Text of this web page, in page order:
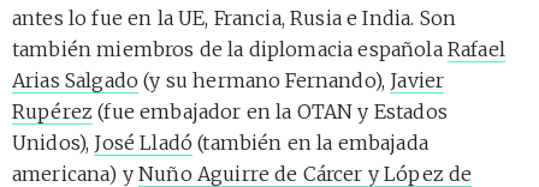
antes lo fue en la UE, Francia, Rusia e India. Son
también miembros de la diplomacia española Rafael
Arias Salgado (y su hermano Fernando), Javier
Rupérez (fue embajador en la OTAN y Estados
Unidos), José Lladó (también en la embajada
americana) yNuño Aguirre de Cárcer y López de